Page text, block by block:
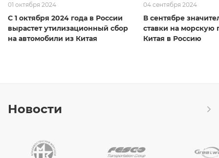
01 октября 2024
С 1 октября 2024 года в России
вырастет утилизационный сбор
на автомобили из Китая
04 сентября 2024
В сентябре
ставки на морскую
Китая в Россию
Новости